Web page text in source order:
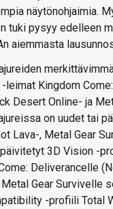
näytönohjaimia.
tuki pysyy edelleen
aiemmasta
leimat Kingdom
Desert Online- ja
on uudet tai
Lava-, Metal Gear
3D Vision -
Deliverancelle
Gear Survivelle
-profiili Total